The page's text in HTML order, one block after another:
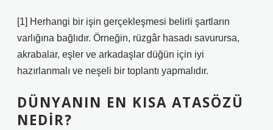
[1] Herhangi bir işin gerçekleşmesi belirli şartların
varlığına bağlıdır. Örneğin, rüzgâr hasadı savurursa,
akrabalar, eşler ve arkadaşlar düğün için iyi
hazırlanmalı ve neşeli bir toplantı yapmalıdır.
DÜNYANIN EN KISA ATASÖZÜ
NEDIR?